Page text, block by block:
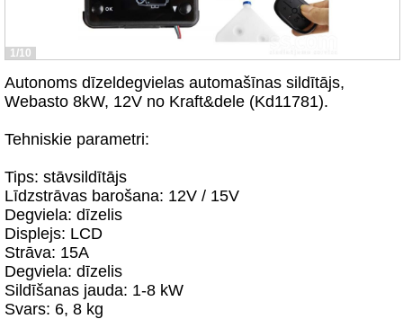
1/10
Autonoms dīzeldegvielas automašīnas sildītājs,
Webasto 8kW, 12V no Kraft&dele (Kd11781).
Tehniskie parametri:
Tips: stāvsildītājs
Līdzstrāvas barošana: 12V / 15V
Degviela: dīzelis
Displejs: LCD
Strāva: 15A
Degviela: dīzelis
Sildīšanas jauda: 1-8 kW
Svars: 6, 8 kg